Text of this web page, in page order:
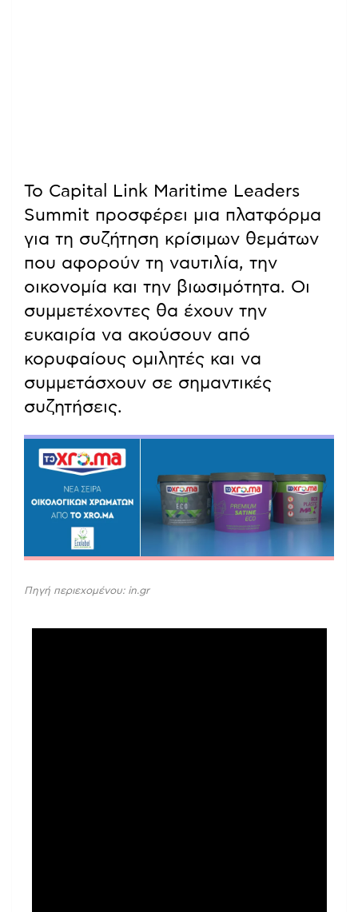
Το Capital Link Maritime Leaders
Summit προσφέρει μια πλατφόρμα
για τη συζήτηση κρίσιμων θεμάτων
που αφορούν τη ναυτιλία, την
οικονομία και την βιωσιμότητα. Οι
συμμετέχοντες θα έχουν την
ευκαιρία να ακούσουν από
κορυφαίους ομιλητές και να
συμμετάσχουν σε σημαντικές
συζητήσεις.
Πηγή περιεχομένου: in.gr